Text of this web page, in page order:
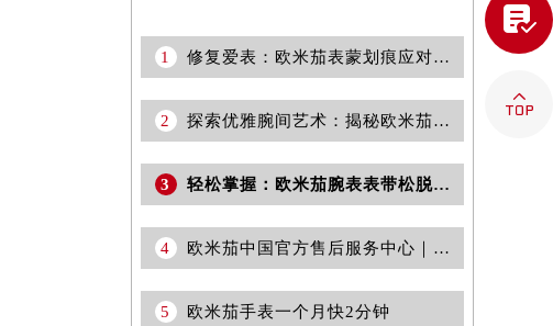
1 修复爱表：欧米茄表蒙划痕应对策略大揭秘
2 探索优雅腕间艺术：揭秘欧米茄女表的经典款式与亲民价位
3 轻松掌握：欧米茄腕表表带松脱的优雅解决方案
4 欧米茄中国官方售后服务中心｜全部网点地址与售后热线权威信息通知（2026年6月最新）
5 欧米茄手表一个月快2分钟

